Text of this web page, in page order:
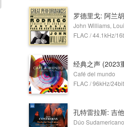
FLAC / 44.1kHz/
经典之声 (2023
Café del mundo
FLAC / 96kHz/24bit
Dúo Sudamericano